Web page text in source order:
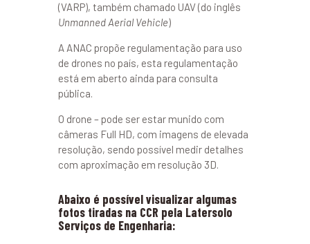
(VARP), também chamado UAV (do inglês
UnmannedAerial Vehicle)
A ANAC propõe regulamentação para uso
de drones no país, esta regulamentação
está em aberto ainda para consulta
pública.
O drone – pode ser estar munido com
câmeras Full HD, com imagens de elevada
resolução, sendo possível medir detalhes
com aproximação em resolução 3D.
Abaixo é possível visualizar algumas
fotos tiradas na CCR pela Latersolo
Serviços de Engenharia: